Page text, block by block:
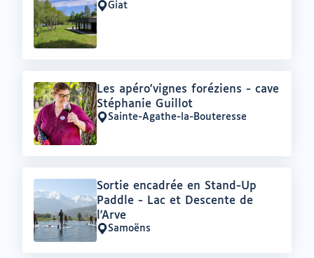
:Lieu
:
Giat
Offre
:
Les apéro'vignes foréziens - cave
Stéphanie Guillot
Lieu
:
Sainte-Agathe-la-Bouteresse
Offre
:
Sortie encadrée en Stand-Up
Paddle - Lac et Descente de
l'Arve
Lieu
:
Samoëns